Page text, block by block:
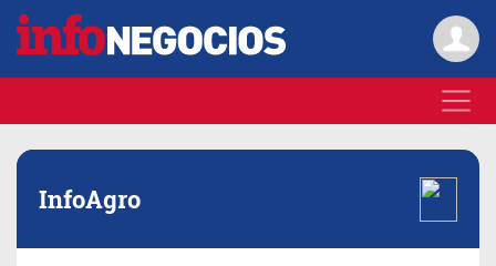
InfoAgro